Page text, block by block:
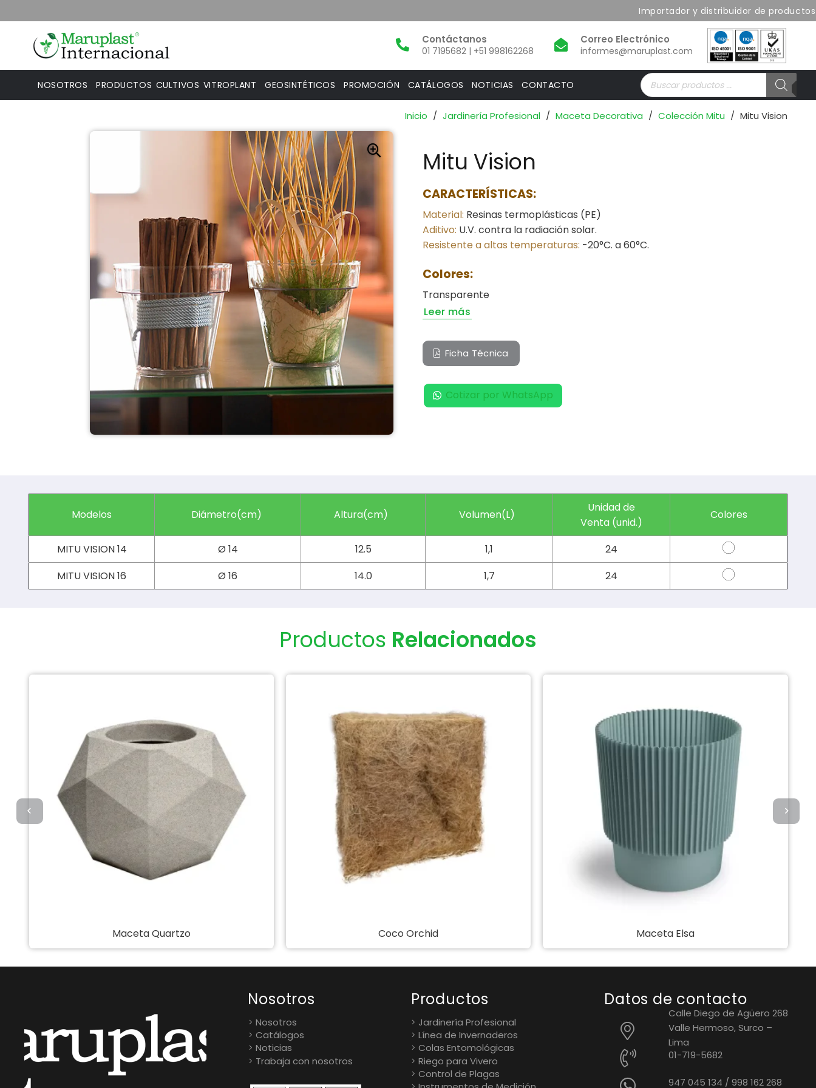
Importador y distribuidor de productos
01 7195682 | +51 998162268 informes@maruplast.com
NOSOTROS PRODUCTOS CULTIVOS VITROPLANT GEOSINTÉTICOS PROMOCIÓN CATÁLOGOS NOTICIAS CONTACTO Búsqueda
de
productos
Inicio / Jardinería Profesional / Maceta Decorativa / Colección Mitu / Mitu Vision
Mitu Vision
CARACTERÍSTICAS:
Material: Resinas termoplásticas (PE)
Aditivo: U.V. contra la radiación solar.
Resistente a altas temperaturas: -20°C. a 60°C.
Colores:
Transparente
Leer más
Ficha Técnica
Cotizar por WhatsApp
Modelos Diámetro(cm) Altura(cm) Volumen(L)
Unidad de
Venta (unid.)
Colores
MITU VISION 14 Ø 14 12.5 1,1
24
MITU VISION 16
Ø 16 14.0 1,7 24
Productos Relacionados
Coco Orchid Maceta Elsa Maceta Vero
Nosotros
Nosotros
Catálogos
Noticias
Trabaja con nosotros
Productos
Jardinería Profesional
Línea de Invernaderos
Colas Entomológicas
Riego para Vivero
Control de Plagas
Datos de contacto
Calle Diego de Agüero 268
Valle Hermoso, Surco –
Lima
01-719-5682
947 045 134 /998 162 268